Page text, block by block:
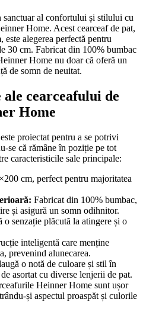
al confortului și stilului cu
Home. Acest cearceaf de pat,
alegerea perfectă pentru
30 cm. Fabricat din 100% bumbac
Home nu doar că oferă un
de somn de neuitat.
cearceafului de
Home
proiectat pentru a se potrivi
se că rămâne în poziție pe tot
caracteristicile sale principale:
cm, perfect pentru majoritatea
Fabricat din 100% bumbac,
și asigură un somn odihnitor.
o senzație plăcută la atingere și o
inteligentă care menține
prevenind alunecarea.
o notă de culoare și stil în
asortat cu diverse lenjerii de pat.
Heinner Home sunt ușor
și aspectul proaspăt și culorile